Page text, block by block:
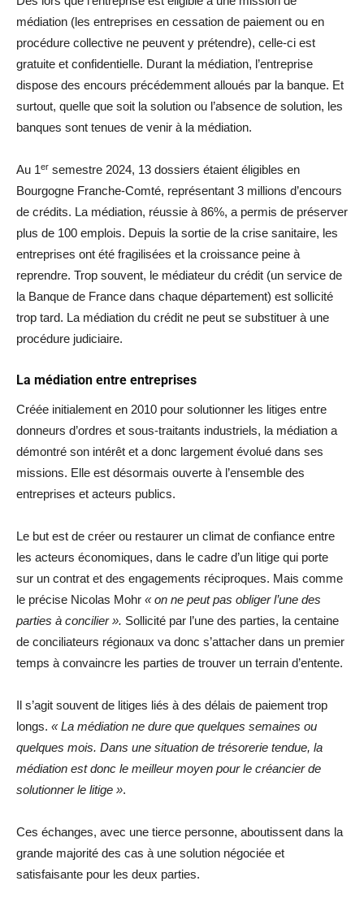
médiation (les entreprises en cessation de paiement ou en
procédure collective ne peuvent y prétendre), celle-ci est
gratuite et confidentielle. Durant la médiation, l’entreprise
dispose des encours précédemment alloués par la banque. Et
surtout, quelle que soit la solution ou l’absence de solution, les
banques sont tenues de venir à la médiation.
Au 1er semestre 2024, 13 dossiers étaient éligibles en
Bourgogne Franche-Comté, représentant 3 millions d’encours
de crédits. La médiation, réussie à 86%, a permis de préserver
plus de 100 emplois. Depuis la sortie de la crise sanitaire, les
entreprises ont été fragilisées et la croissance peine à
reprendre. Trop souvent, le médiateur du crédit (un service de
la Banque de France dans chaque département) est sollicité
trop tard. La médiation du crédit ne peut se substituer à une
procédure judiciaire.
La médiation entre entreprises
Créée initialement en 2010 pour solutionner les litiges entre
donneurs d’ordres et sous-traitants industriels, la médiation a
démontré son intérêt et a donc largement évolué dans ses
missions. Elle est désormais ouverte à l’ensemble des
entreprises et acteurs publics.
Le but est de créer ou restaurer un climat de confiance entre
les acteurs économiques, dans le cadre d’un litige qui porte
sur un contrat et des engagements réciproques. Mais comme
le précise Nicolas Mohr « on ne peut pas obliger l’une des
parties à concilier ». Sollicité par l’une des parties, la centaine
de conciliateurs régionaux va donc s’attacher dans un premier
temps à convaincre les parties de trouver un terrain d’entente.
Il s’agit souvent de litiges liés à des délais de paiement trop
longs. « La médiation ne dure que quelques semaines ou
quelques mois. Dans une situation de trésorerie tendue, la
médiation est donc le meilleur moyen pour le créancier de
solutionner le litige ».
Ces échanges, avec une tierce personne, aboutissent dans la
grande majorité des cas à une solution négociée et
satisfaisante pour les deux parties.